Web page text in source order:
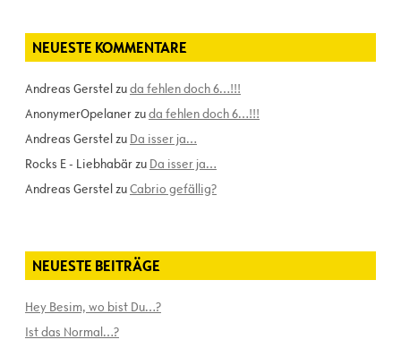
NEUESTE KOMMENTARE
Andreas Gerstelzuda fehlen doch 6…!!!
AnonymerOpelanerzuda fehlen doch 6…!!!
Andreas Gerstelzu Da isser ja…
Rocks E - Liebhabärzu Da isser ja…
Andreas GerstelzuCabrio gefällig?
NEUESTE BEITRÄGE
Hey Besim, wo bist Du…?
Ist das Normal…?